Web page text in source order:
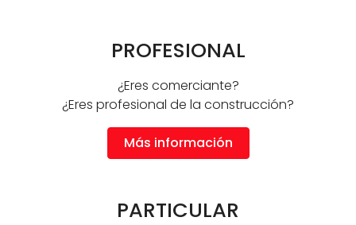
PROFESIONAL
¿Eres comerciante?
¿Eres profesional de la construcción?
Más información
PARTICULAR